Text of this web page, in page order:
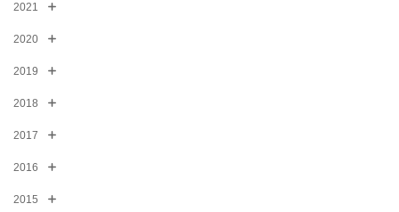
2021
2020
2019
2018
2017
2016
2015